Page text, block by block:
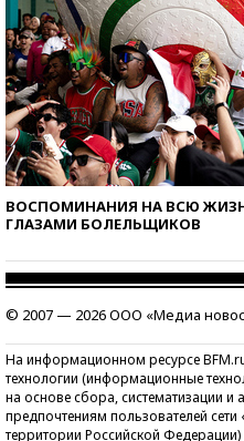
ВОСПОМИНАНИЯ НА ВСЮ
ГЛАЗАМИ БОЛЕЛЬЩИКОВ
© 2007 — 2026 ООО «Медиа
На информационном ресурсе
технологии (информационные
на основе сбора, систематизации и
предпочтениям пользователей
территории Российской Федерации)